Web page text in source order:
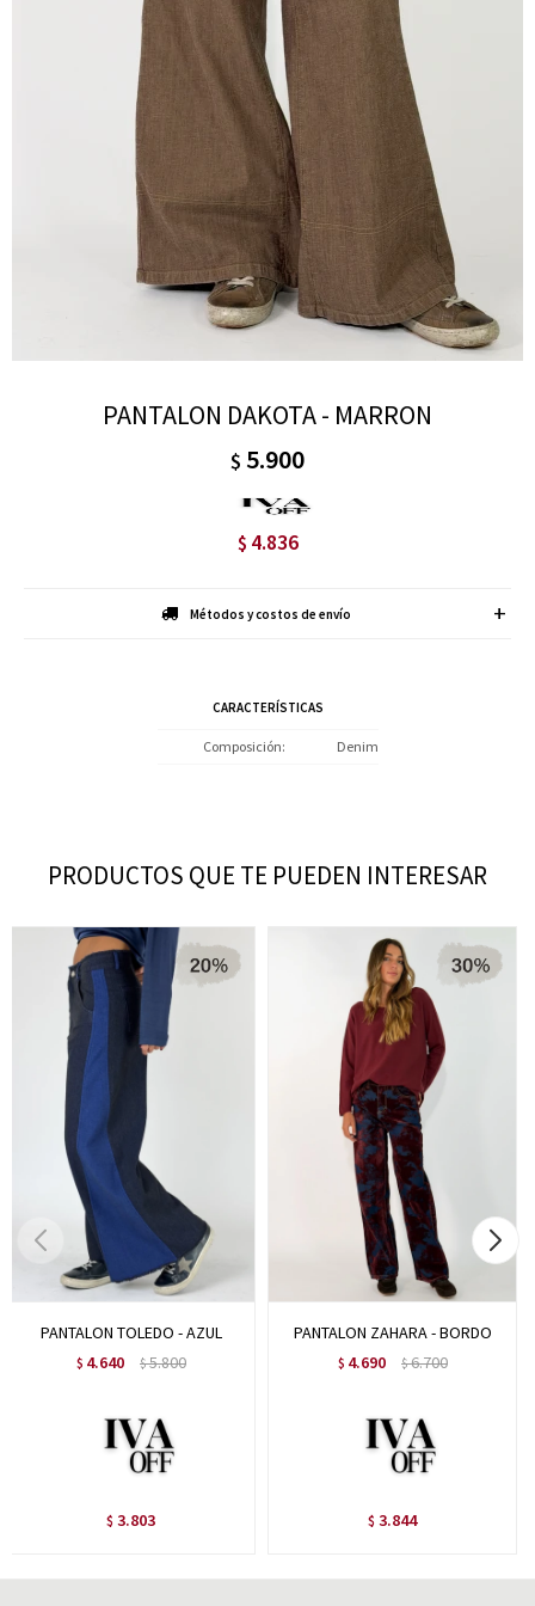
PANTALON DAKOTA - MARRON
$ 5.900
$ 4.836
Métodos y costos de envío
CARACTERÍSTICAS
Composición Denim
PRODUCTOS QUE TE PUEDEN INTERESAR
PANTALON TOLEDO - AZUL
$ 4.640 $5.800
$ 3.803
PANTALON ZAHARA - BORDO
$ 4.690 $6.700
$ 3.844